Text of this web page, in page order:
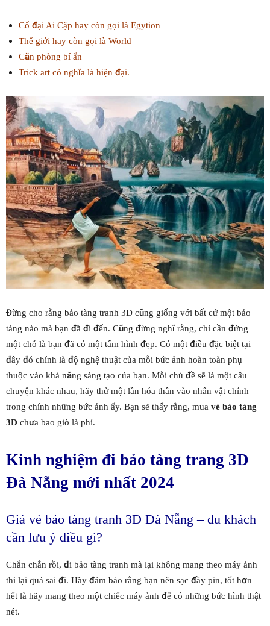
Cổ đại Ai Cập hay còn gọi là Egytion
Thế giới hay còn gọi là World
Căn phòng bí ẩn
Trick art có nghĩa là hiện đại.
Đừng cho rằng bảo tàng tranh 3D cũng giống với bất cứ một bảo
tàng nào mà bạn đã đi đến. Cũng đừng nghĩ rằng, chỉ cần đứng
một chỗ là bạn đã có một tấm hình đẹp. Có một điều đặc biệt tại
đây đó chính là độ nghệ thuật của mỗi bức ảnh hoàn toàn phụ
thuộc vào khả năng sáng tạo của bạn. Mỗi chủ đề sẽ là một câu
chuyện khác nhau, hãy thử một lần hóa thân vào nhân vật chính
trong chính những bức ảnh ấy. Bạn sẽ thấy rằng, mua vé bảo tàng
3D chưa bao giờ là phí.
Kinh nghiệm đi bảo tàng trang 3D
Đà Nẵng mới nhất 2024
Giá vé bảo tàng tranh 3D Đà Nẵng – du khách
cần lưu ý điều gì?
Chắn chắn rồi, đi bảo tàng tranh mà lại không mang theo máy ảnh
thì lại quá sai đi. Hãy đảm bảo rằng bạn nên sạc đầy pin, tốt hơn
hết là hãy mang theo một chiếc máy ảnh để có những bức hình thật
nét.